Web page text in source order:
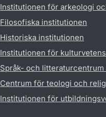
Institutionen för arkeologi
Filosofiska institutionen
Historiska institutionen
Institutionen för
Språk- och litteraturcentrum
Centrum för teologi och
Institutionen för